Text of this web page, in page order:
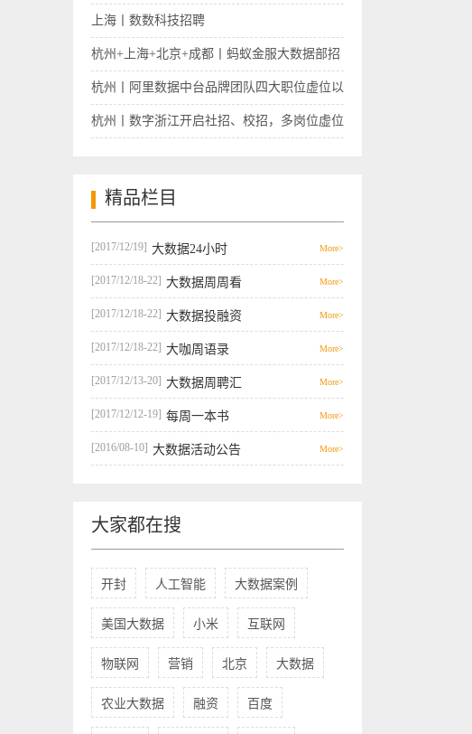
上海丨数数科技招聘
杭州+上海+北京+成都丨蚂蚁金服大数据部招
聘
杭州丨阿里数据中台品牌团队四大职位虚位以
待
杭州丨数字浙江开启社招、校招，多岗位虚位
精品栏目
[2017/12/19] 大数据24小时 More>
[2017/12/18-22] 大数据周周看 More>
[2017/12/18-22] 大数据投融资 More>
[2017/12/18-22] 大咖周语录 More>
[2017/12/13-20] 大数据周聘汇 More>
[2017/12/12-19] 每周一本书 More>
[2016/08-10] 大数据活动公告 More>
大家都在搜
开封 人工智能 大数据案例
美国大数据 小米 互联网
物联网 营销 北京 大数据
农业大数据 融资 百度